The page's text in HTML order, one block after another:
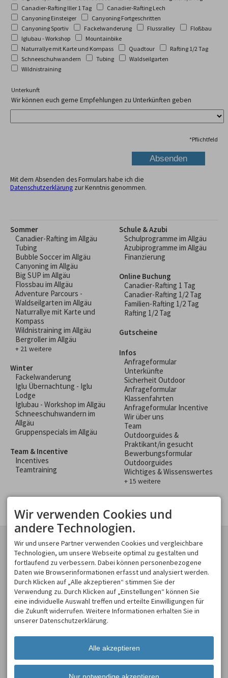
Canadier-Rafting Iller 1 Tag
Canadier-Rafting Lech
Canyoning Einsteiger
Canyoning Fortgeschritten
Canyoning Sportiv
Fackelwanderung Flussralley
Floßbau
Iglubau - Workshop
Mountainbike
Naturrallye mit Karte und Kompass
Quadtour
Rafting 1/2 Tag
Schneeschuhwandern
Tubing
Waldseilgarten
Wildnistraining
Unterkunft
Wir können euch gerne Empfehlungen zu Unterkünften geben
*Pflichtfeld
Mit dem Absenden des Formulars habe ich die
Datenschutzerklärung zur Kenntnis genommen.
Sommer
Canadier-Rafting im Allgäu
Tubing
Bubble Soccer im Allgäu
Canyoning im Allgäu
Big SUP im Allgäu
Flossbau im Allgäu
Adventure Parcours -
Waldseilgarten im Allgäu
Naturrallye mit Karte und
Kompass
Wildnistraining im Allgäu
Bergroller im Allgäu
+ 21 weitere
Winter
Fackelwanderung
Iglu Übernachtung - Iglu
Lodge
Iglubau - Workshop im Allgäu
Schneeschuhwandern im
Allgäu
Gruppenspecials im Allgäu
Team & Incentive
Incentives
Teamtraining
Schule & Azubi
Schulprogramme im Allgäu
Azubiprogramme im Allgäu
Finanzierung
Online Buchung
Canadier-Rafting 1 Tag
Canadier-Rafting 1/2 Tag
Familien-Rafting 1/2 Tag
Rafting 1/2 Tag
Gutscheine
Infos
Anfrageformular
Unterkünfte
Sicherheit Outdoor
Anfrageformular
Klassenfahrten
Anfrageformular Incentive
Wir über uns
Team
Outdoorguides &
Praktikant/in gesucht
Bewerbungsformular
Outdoorguides
Wichtiges & Wissenswertes
+ 15 weitere
KONTAKT
Spirits of Nature GmbH
Moosweg 2
87545 Burgberg
DEUTSCHLAND
Tel. +49 8321 619 465
Fax +49 8321 619 463
info@spirits-of-nature.de
GESCHÄFTSBEREICHE
Spirits of Nature
Allgäu Incentive
Allgäu Schülerland
ÖFFNUNGSZEITEN
Mo - So
Wir verwenden Cookies und
andere Technologien.
Wir und unsere Partner verwenden Cookies und vergleichbare
Technologien, um unsere Webseite optimal zu gestalten und
fortlaufend zu verbessern. Dabei können personenbezogene
Daten wie Browserinformationen erfasst und analysiert werden.
Durch Klicken auf „Alle akzeptieren“ stimmen Sie der
Verwendung zu. Durch Klicken auf „Einstellungen“ können Sie
eine individuelle Auswahl treffen und erteilte Einwilligungen für
die Zukunft widerrufen. Weitere Informationen erhalten Sie in
unserer Datenschutzerklärung.
Alle akzeptieren